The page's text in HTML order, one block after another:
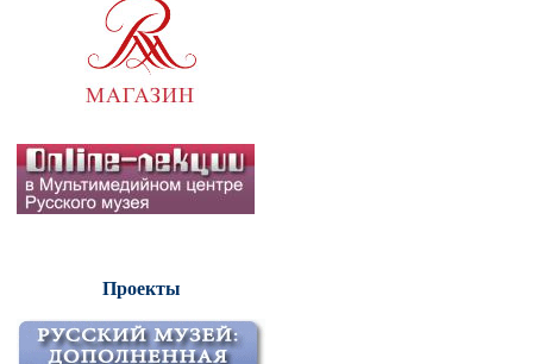
Проекты